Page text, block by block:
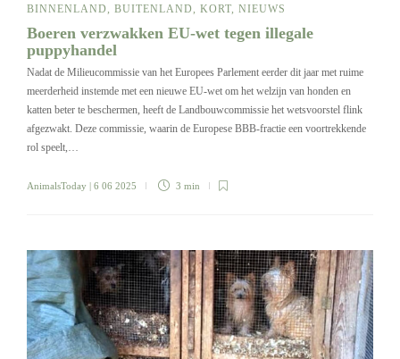
BINNENLAND BUITENLAND KORT NIEUWS
Boeren verzwakken EU-wet tegen illegale
puppyhandel
Nadat de Milieucommissie van het Europees Parlement eerder dit jaar met ruime
meerderheid instemde met een nieuwe EU-wet om het welzijn van honden en
katten beter te beschermen, heeft de Landbouwcommissie het wetsvoorstel flink
afgezwakt. Deze commissie, waarin de Europese BBB-fractie een voortrekkende
rol speelt,…
AnimalsToday | 6 06 2025 3 min